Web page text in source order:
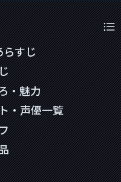
らすじ
・魅力
・声優一覧